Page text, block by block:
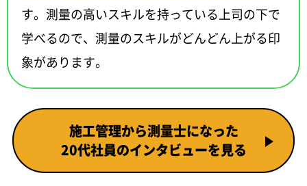
す。測量の高いスキルを持っている上司の下で
学べるので、測量のスキルがどんどん上がる印
象があります。
施工管理から測量士になった
20代社員のインタビューを見る